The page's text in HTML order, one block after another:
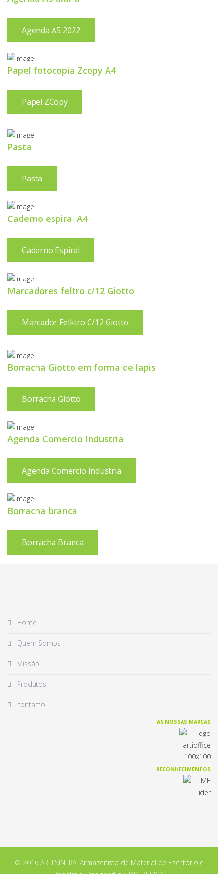
Agenda A5 2022
Papel fotocopia Zcopy A4
Papel ZCopy
Pasta
Pasta
Caderno espiral A4
Caderno Espiral
Marcadores feltro c/12 Giotto
Marcador Felktro C/12 Giotto
Borracha Giotto em forma de lapis
Borracha Giotto
Agenda Comercio Industria
Agenda Comercio Industria
Borracha branca
Borracha Branca
Home
Quem Somos
Missão
Produtos
contacto
AS NOSSAS MARCAS
RECONHECIMENTOS
© 2016 ARTI SINTRA, Armazenista de Material de Escritório e